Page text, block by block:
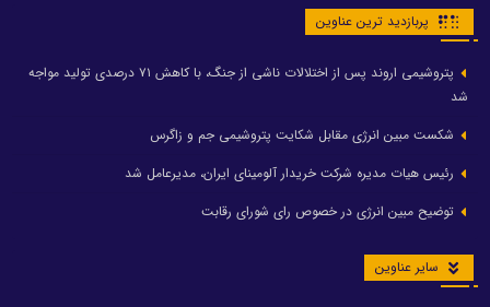
پربازدید ترین عناوین
پتروشیمی اروند پس از اختلالات ناشی از جنگ، با کاهش ۷۱ درصدی تولید مواجه
شد
شکست مبین انرژی مقابل شکایت پتروشیمی جم و زاگرس
رئیس هیات مدیره شرکت خریدار آلومینای ایران، مدیرعامل شد
توضیح مبین انرژی در خصوص رای شورای رقابت
سایر عناوین